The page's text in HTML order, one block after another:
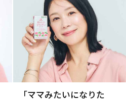
「ママみたいになりた